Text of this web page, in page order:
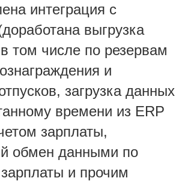
интеграция с
выгрузка
том числе по резервам
и
загрузка данных
времени из ERP
зарплаты,
обмен данными по
и прочим